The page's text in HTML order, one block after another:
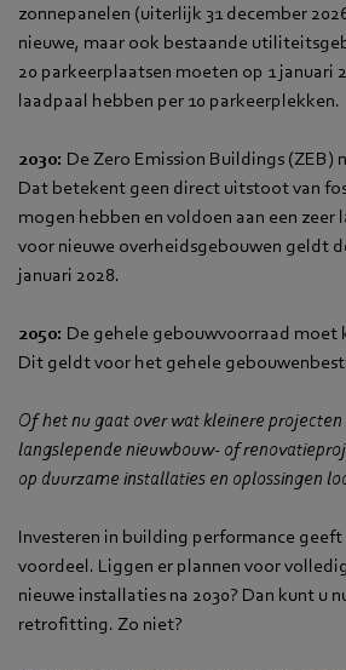
zonnepanelen (uiterlijk 31 december
nieuwe, maar ook bestaande
20 parkeerplaatsen moeten op 1 januari
laadpaal hebben per 10 parkeerplekken.
2030: De Zero Emission Buildings (ZEB)
Dat betekent geen direct uitstoot van
mogen hebben en voldoen aan een zeer
voor nieuwe overheidsgebouwen geldt
januari 2028.
2050: De gehele gebouwvoorraad moet
Dit geldt voor het gehele
Of het nu gaat over wat kleinere
langslepende nieuwbouw- of
op duurzame installaties en oplossingen
Investeren in building performance geeft
voordeel. Liggen er plannen voor
nieuwe installaties na 2030? Dan kunt u
retrofitting. Zo niet?